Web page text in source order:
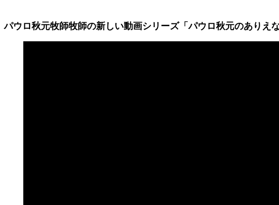
パウロ秋元牧師牧師の新しい動画シリーズ「パウロ秋元のありえ